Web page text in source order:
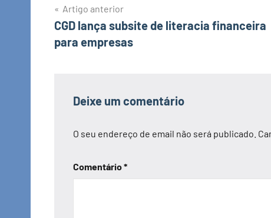
Navegação
de
Artigo anterior
CGD lança subsite de literacia financeira
para empresas
Deixe um comentário
O seu endereço de email não será publicado.
Comentário*